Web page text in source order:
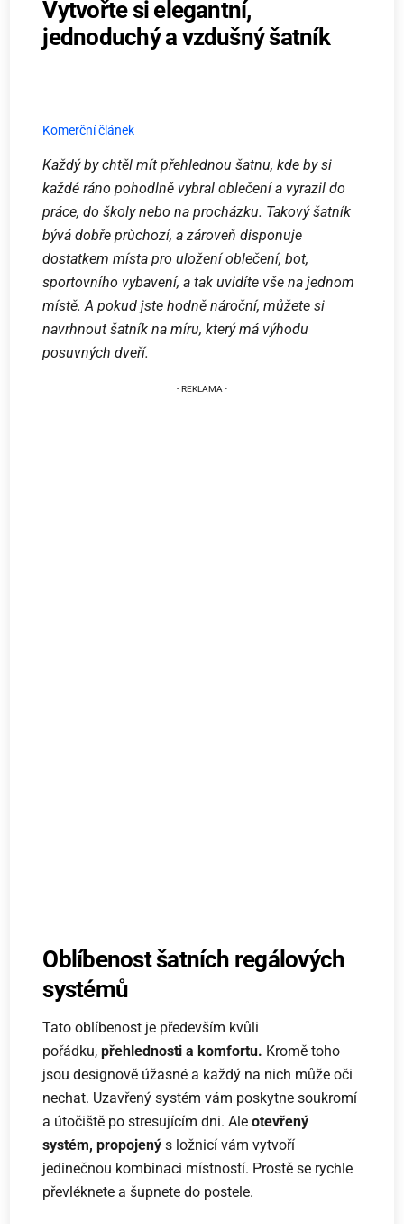
Vytvořte si elegantní,
jednoduchý a vzdušný šatník
Komerční článek
Každý by chtěl mít přehlednou šatnu, kde by si
každé ráno pohodlně vybral oblečení a vyrazil do
práce, do školy nebo na procházku. Takový šatník
bývá dobře průchozí, a zároveň disponuje
dostatkem místa pro uložení oblečení, bot,
sportovního vybavení, a tak uvidíte vše na jednom
místě. A pokud jste hodně nároční, můžete si
navrhnout šatník na míru, který má výhodu
posuvných dveří.
Oblíbenost šatních regálových
systémů
Tato oblíbenost je především kvůli
pořádku, přehlednosti a komfortu. Kromě toho
jsou designově úžasné a každý na nich může oči
nechat. Uzavřený systém vám poskytne soukromí
a útočiště po stresujícím dni. Aleotevřený
systém, propojený s ložnicí vám vytvoří
jedinečnou kombinaci místností. Prostě se rychle
převléknete a šupnete do postele.